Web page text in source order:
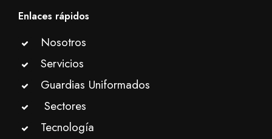
Enlaces rápidos
Nosotros
Servicios
Guardias Uniformados
Sectores
Tecnología